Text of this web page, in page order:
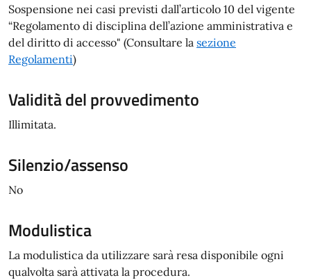
Sospensione nei casi previsti dall’articolo 10 del vigente
“Regolamento di disciplina dell’azione amministrativa e
del diritto di accesso" (Consultare la sezione
Regolamenti)
Validità del provvedimento
Illimitata.
Silenzio/assenso
No
Modulistica
La modulistica da utilizzare sarà resa disponibile ogni
qualvolta sarà attivata la procedura.